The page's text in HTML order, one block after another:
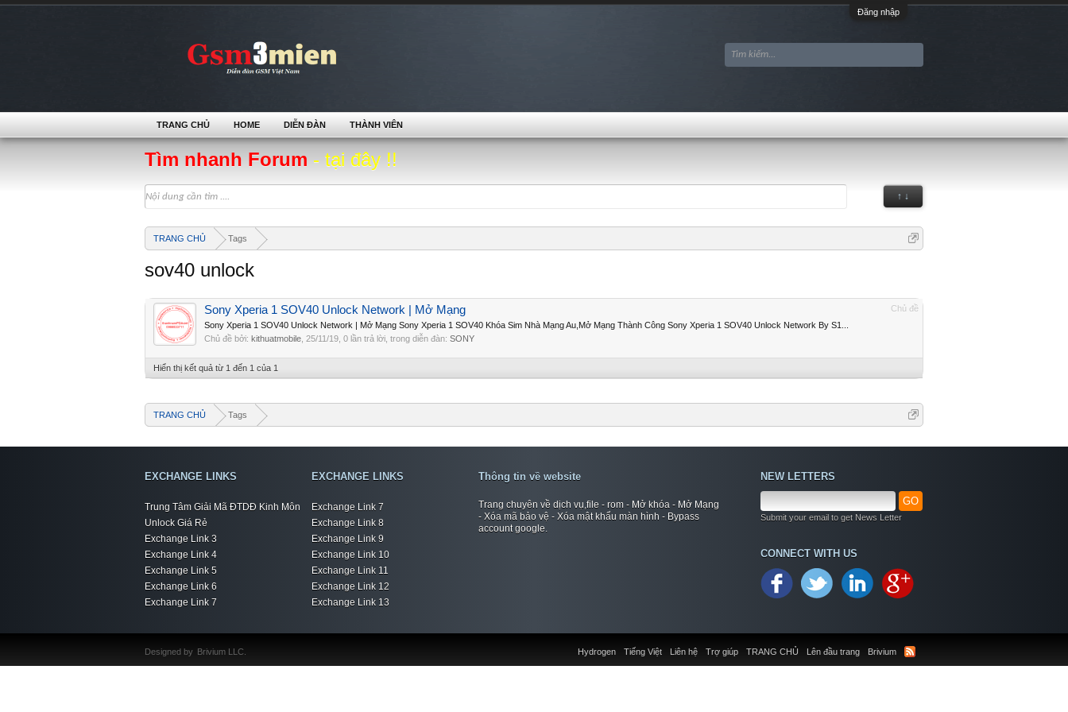
Đăng nhập
Tìm nhanh Forum - tại đây !!
↑ ↓
TRANG CHỦ Tags
sov40 unlock
Chủ đề
Sony Xperia 1 SOV40 Unlock Network | Mở Mạng
Sony Xperia 1 SOV40 Unlock Network | Mở Mạng Sony Xperia 1 SOV40 Khóa Sim Nhà Mạng Au,Mở Mạng Thành Công Sony Xperia 1 SOV40 Unlock Network By S1...
Chủ đề bởi: kithuatmobile 25/11/19 , 0 lần trả lời, trong diễn đàn: SONY
Hiển thị kết quả từ 1 đến 1 của 1
TRANG CHỦ Tags
TRANG CHỦ HOME DIỄN ĐÀN THÀNH VIÊN
EXCHANGE LINKS
Trung Tâm Giải Mã ĐTDĐ Kinh Môn
Unlock Giá Rẻ
Exchange Link 3
Exchange Link 4
Exchange Link 5
Exchange Link 6
Exchange Link 7
EXCHANGE LINKS
Exchange Link 7
Exchange Link 8
Exchange Link 9
Exchange Link 10
Exchange Link 11
Exchange Link 12
Exchange Link 13
Thông tin về website
Trang chuyên về dịch vụ,file - rom - Mở khóa - Mở Mạng
- Xóa mã bảo vệ - Xóa mật khẩu màn hình - Bypass
account google.
NEW LETTERS
GO
Submit your email to get News Letter
CONNECT WITH US
Liên hệ Trợ giúp TRANG CHỦ Lên đầu trang Brivium
Hydrogen Tiếng Việt
Designed by Brivium LLC.